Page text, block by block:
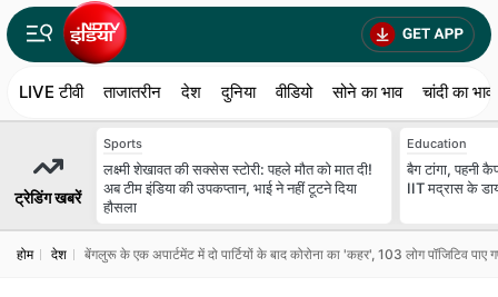
LIVE टीवी ताजातरीन देश दुनिया वीडियो सोने का भाव चांदी का भाव
ट्रेडिंग खबरें
Sports
लक्ष्मी शेखावत की सक्‍सेस स्‍टोरी: पहले मौत को मात दी!
अब टीम इंडिया की उपकप्तान, भाई ने नहीं टूटने दिया
हौसला
Education
बैग टांगा, पहनी
IIT मद्रास के
होम देश बेंगलुरू के एक अपार्टमेंट में दो पार्टियों के बाद कोरोना का 'कहर', 103 लोग पॉ‍जिटिव पाए